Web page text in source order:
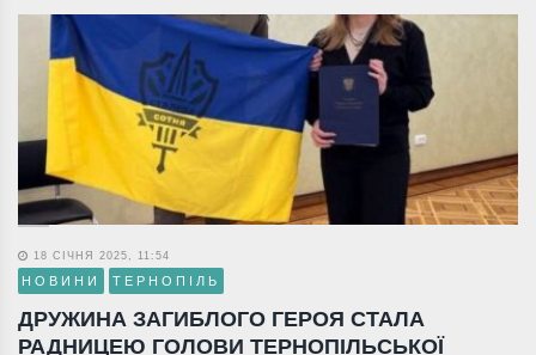
18 СІЧНЯ 2025, 11:54
НОВИНИ ТЕРНОПІЛЬ
ДРУЖИНА ЗАГИБЛОГО ГЕРОЯ СТАЛА
РАДНИЦЕЮ ГОЛОВИ ТЕРНОПІЛЬСЬКОЇ